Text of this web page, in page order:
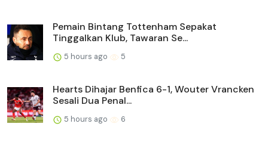
Pemain Bintang Tottenham Sepakat
Tinggalkan Klub, Tawaran Se...
5 hours ago 5
Hearts Dihajar Benfica 6-1, Wouter Vrancken
Sesali Dua Penal...
5 hours ago 6